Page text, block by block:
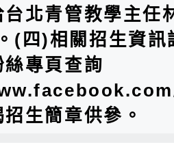
台北青管教學主任
(四)相關招生資訊
專頁查詢
生簡章供參。